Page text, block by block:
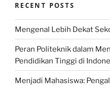
RECENT POSTS
Mengenal Lebih Dekat
Peran Politeknik dalam
Pendidikan Tinggi di
Menjadi Mahasiswa: